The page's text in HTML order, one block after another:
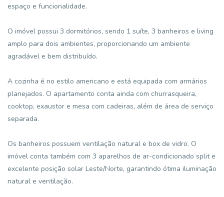
espaço e funcionalidade.
O imóvel possui 3 dormitórios, sendo 1 suíte, 3 banheiros e living
amplo para dois ambientes, proporcionando um ambiente
agradável e bem distribuído.
A cozinha é no estilo americano e está equipada com armários
planejados. O apartamento conta ainda com churrasqueira,
cooktop, exaustor e mesa com cadeiras, além de área de serviço
separada.
Os banheiros possuem ventilação natural e box de vidro. O
imóvel conta também com 3 aparelhos de ar-condicionado split e
excelente posição solar Leste/Norte, garantindo ótima iluminação
natural e ventilação.